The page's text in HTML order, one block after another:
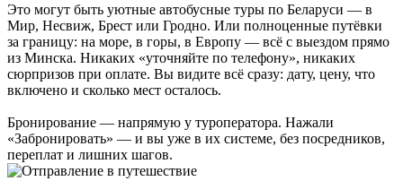
Это могут быть уютные автобусные туры по Беларуси — в
Мир, Несвиж, Брест или Гродно. Или полноценные путёвки
за границу: на море, в горы, в Европу — всё с выездом прямо
из Минска. Никаких «уточняйте по телефону», никаких
сюрпризов при оплате. Вы видите всё сразу: дату, цену, что
включено и сколько мест осталось.
Бронирование — напрямую у туроператора. Нажали
«Забронировать» — и вы уже в их системе, без посредников,
переплат и лишних шагов.